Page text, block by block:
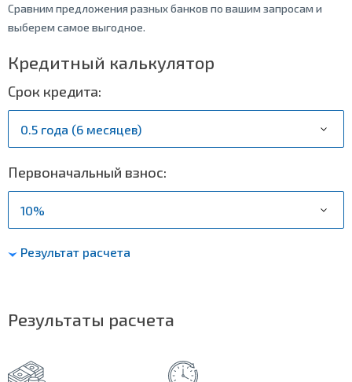
Сравним предложения разных банков по вашим запросам и
выберем самое выгодное.
Кредитный калькулятор
Срок кредита:
Первоначальный взнос:
Результат расчета
Результаты расчета